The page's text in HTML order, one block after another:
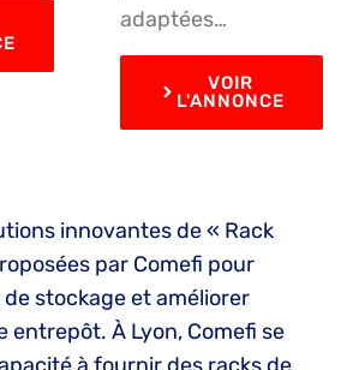
adaptées…
VOIR
L'ANNONCE
innovantes de « Rack
par Comefi pour
de stockage et améliorer
entrepôt. À Lyon, Comefi se